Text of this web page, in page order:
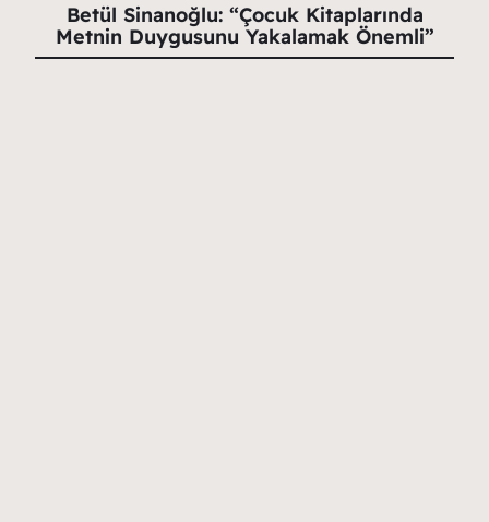
Betül Sinanoğlu: “Çocuk Kitaplarında
Metnin Duygusunu Yakalamak Önemli”